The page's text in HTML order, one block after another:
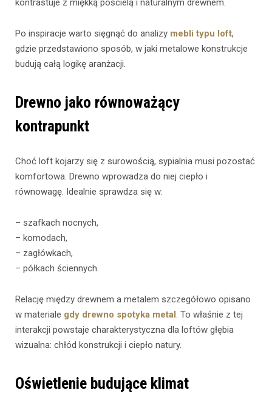
Po inspiracje warto sięgnąć do analizy mebli typu loft,
gdzie przedstawiono sposób, w jaki metalowe konstrukcje
budują całą logikę aranżacji.
Drewno jako równoważący
kontrapunkt
Choć loft kojarzy się z surowością, sypialnia musi pozostać
komfortowa. Drewno wprowadza do niej ciepło i
równowagę. Idealnie sprawdza się w:
– szafkach nocnych,
– komodach,
– zagłówkach,
– półkach ściennych.
Relację między drewnem a metalem szczegółowo opisano
w materiale gdy drewno spotyka metal. To właśnie z tej
interakcji powstaje charakterystyczna dla loftów głębia
wizualna: chłód konstrukcji i ciepło natury.
Oświetlenie budujące klimat